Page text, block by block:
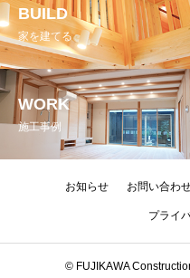
BUILD
家を建てる
WORK
施工事例
お知らせ お問い合わ
プライ
© FUJIKAWA